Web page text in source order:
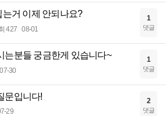
는거 이제 안되나요?
427 08-01
1
댓글
는분들 궁금한게 있습니다~
07-30
1
댓글
문입니다!
29
2
댓글